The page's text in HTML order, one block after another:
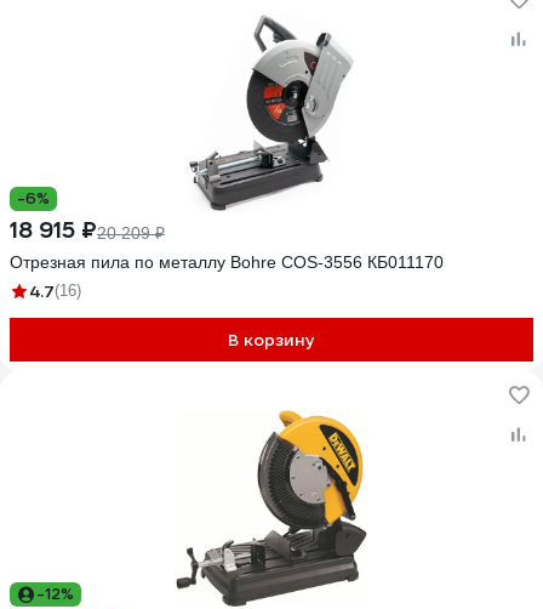
-6%
18 915 ₽20 209 ₽
Отрезная пила по металлу Bohre COS-3556 КБ011170
4.7(16)
В корзину
-12%